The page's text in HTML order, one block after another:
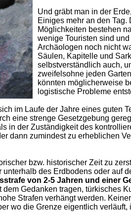
Und gräbt man in der
Einiges mehr an den Tag.
Möglichkeiten bestehen
wenige Touristen sind
Archäologen noch nicht
Säulen, Kapitelle und
selbstverständlich auch,
zweifelsohne jeden
könnten möglicherweise
logistische Probleme
im Laufe der Jahre eines guten
eine strenge Gesetzgebung
in der Zuständigkeit des
dann zumindest zu erheblichen
bzw. historischer Zeit zu
des Erdbodens oder auf
von 2-5 Jahren und einer
Gedanken tragen, türkisches
Strafen verhängt werden.
wo die Grenze eigentlich verläuft,